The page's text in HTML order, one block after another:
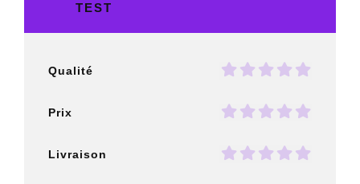
TEST
Qualité
Prix
Livraison